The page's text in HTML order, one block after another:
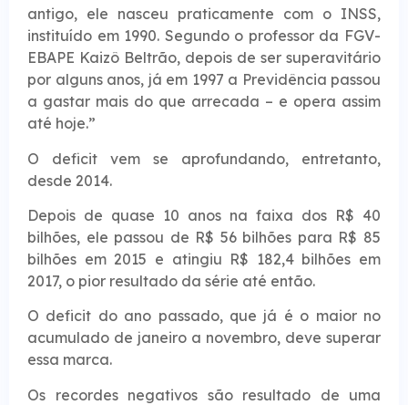
antigo, ele nasceu praticamente com o INSS,
instituído em 1990. Segundo o professor da FGV-
EBAPE Kaizô Beltrão, depois de ser superavitário
por alguns anos, já em 1997 a Previdência passou
a gastar mais do que arrecada – e opera assim
até hoje.”
O deficit vem se aprofundando, entretanto,
desde 2014.
Depois de quase 10 anos na faixa dos R$ 40
bilhões, ele passou de R$ 56 bilhões para R$ 85
bilhões em 2015 e atingiu R$ 182,4 bilhões em
2017, o pior resultado da série até então.
O deficit do ano passado, que já é o maior no
acumulado de janeiro a novembro, deve superar
essa marca.
Os recordes negativos são resultado de uma